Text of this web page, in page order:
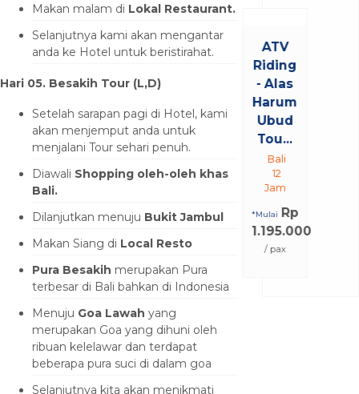
Makan malam di Lokal Restaurant.
Selanjutnya kami akan mengantar
anda ke Hotel untuk beristirahat.
Hari 05. Besakih Tour (L,D)
Setelah sarapan pagi di Hotel, kami
akan menjemput anda untuk
menjalani Tour sehari penuh.
Diawali Shopping oleh-oleh khas
Bali.
Dilanjutkan menuju Bukit Jambul
Makan Siang di Local Resto
Pura Besakih merupakan Pura
terbesar di Bali bahkan di Indonesia
Menuju Goa Lawah yang
merupakan Goa yang dihuni oleh
ribuan kelelawar dan terdapat
beberapa pura suci di dalam goa
Selanjutnya kita akan menikmati
Riding
- Alas
Harum
Ubud
*Mulai
Rp
1.195.000